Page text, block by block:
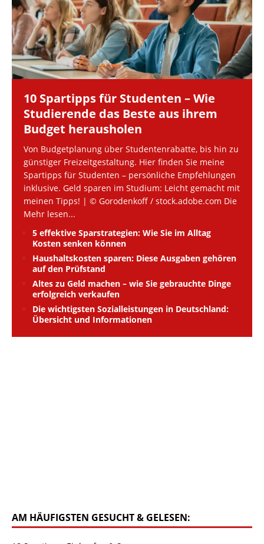
10 Spartipps für Studenten – Wie
Studierende das Beste aus ihrem
Budget herausholen
Von Budgetplanung über Studentenrabatte, bis hin zu
günstiger Freizeitgestaltung. Hier finden Sie meine
Spartipps für Studenten – persönliche Empfehlungen
inklusive. Geld sparen im Studium: Leicht gemacht mit
meinen Tipps! | © Gorodenkoff / stock.adobe.com Die
Mehr lesen...
5 effektive Sparstrategien: Wie Sie im Alltag
Kosten senken können
Haushaltskosten sparen: Diese Ausgaben gehören
auf den Prüfstand
Altes zu Geld machen – wie Sie gebrauchte Dinge
erfolgreich verkaufen
Die wichtigsten Sozialleistungen in Deutschland:
Übersicht und Informationen
AM HÄUFIGSTEN GESUCHT & GELESEN: